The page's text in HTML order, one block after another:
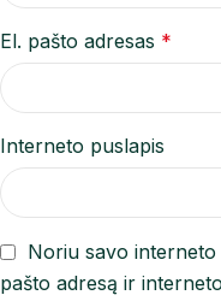
El. pašto adresas *
Interneto puslapis
Noriu savo interneto
pašto adresą ir